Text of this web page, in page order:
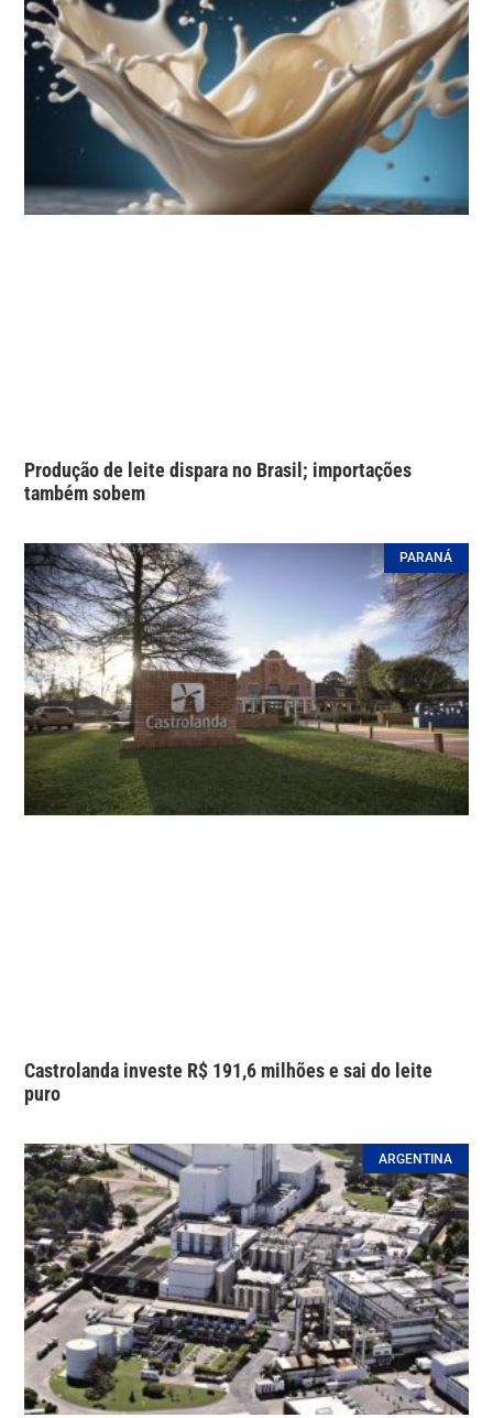
Produção de leite dispara no Brasil; importações
também sobem
PARANÁ
Castrolanda investe R$ 191,6 milhões e sai do leite
puro
ARGENTINA